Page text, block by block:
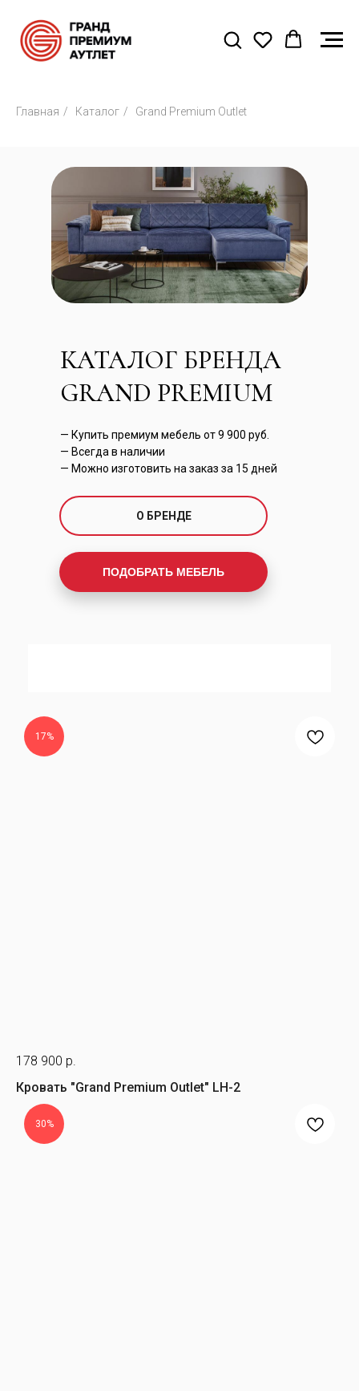
Главная / Каталог / Grand Premium Outlet
КАТАЛОГ БРЕНДА
GRAND PREMIUM
— Купить премиум мебель от 9 900 руб.
— Всегда в наличии
— Можно изготовить на заказ за 15 дней
ПОДОБРАТЬ МЕБЕЛЬ
О БРЕНДЕ
17%
178 900 р.
Кровать "Grand Premium Outlet" LH-2
30%